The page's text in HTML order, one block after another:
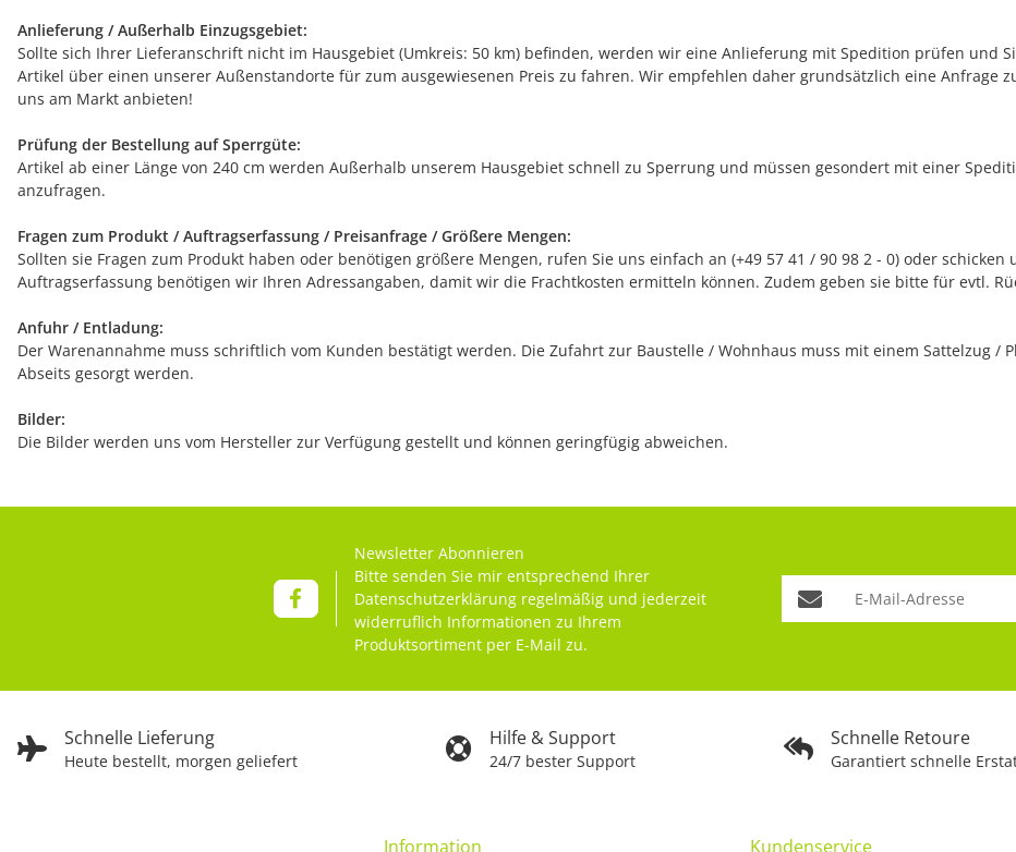
Anlieferung / Außerhalb Einzugsgebiet:
Sollte sich Ihrer Lieferanschrift nicht im Hausgebiet (Umkreis: 50 km) befinden, werden wir eine Anlieferung mit Spedition prüfen und
Artikel über einen unserer Außenstandorte für zum ausgewiesenen Preis zu fahren. Wir empfehlen daher grundsätzlich eine Anfrage
uns am Markt anbieten!
Prüfung der Bestellung auf Sperrgüte:
Artikel ab einer Länge von 240 cm werden Außerhalb unserem Hausgebiet schnell zu Sperrung und müssen gesondert mit einer
anzufragen.
Fragen zum Produkt / Auftragserfassung / Preisanfrage / Größere Mengen:
Sollten sie Fragen zum Produkt haben oder benötigen größere Mengen, rufen Sie uns einfach an (+49 57 41 / 90 98 2 - 0) oder
Auftragserfassung benötigen wir Ihren Adressangaben, damit wir die Frachtkosten ermitteln können. Zudem geben sie bitte für evtl.
Anfuhr / Entladung:
Der Warenannahme muss schriftlich vom Kunden bestätigt werden. Die Zufahrt zur Baustelle / Wohnhaus muss mit einem Sattelzug /
Abseits gesorgt werden.
Bilder:
Die Bilder werden uns vom Hersteller zur Verfügung gestellt und können geringfügig abweichen.
Schnelle Lieferung
Heute bestellt, morgen geliefert
Hilfe & Support
24/7 bester Support
Schnelle Retoure
Garantiert schnelle
Newsletter Abonnieren
Bitte senden Sie mir entsprechend Ihrer
Datenschutzerklärung regelmäßig und jederzeit
widerruflich Informationen zu Ihrem
Produktsortiment per E-Mail zu.
Information Kundenservice